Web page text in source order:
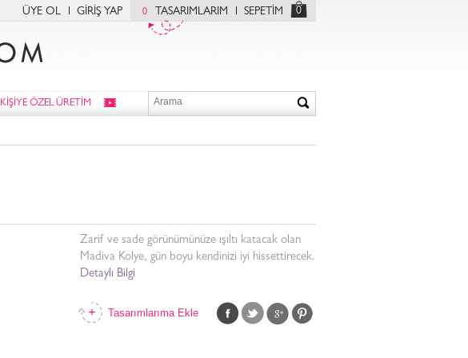
ÜYE OL GİRİŞ YAP 0 TASARIMLARIM SEPETİM 0
KİŞİYE ÖZEL ÜRETİM
Zarif ve sade görünümünüze ışıltı katacak olan
Madiva Kolye, gün boyu kendinizi iyi hissettirecek.
Detaylı Bilgi
Tasarımlarıma Ekle